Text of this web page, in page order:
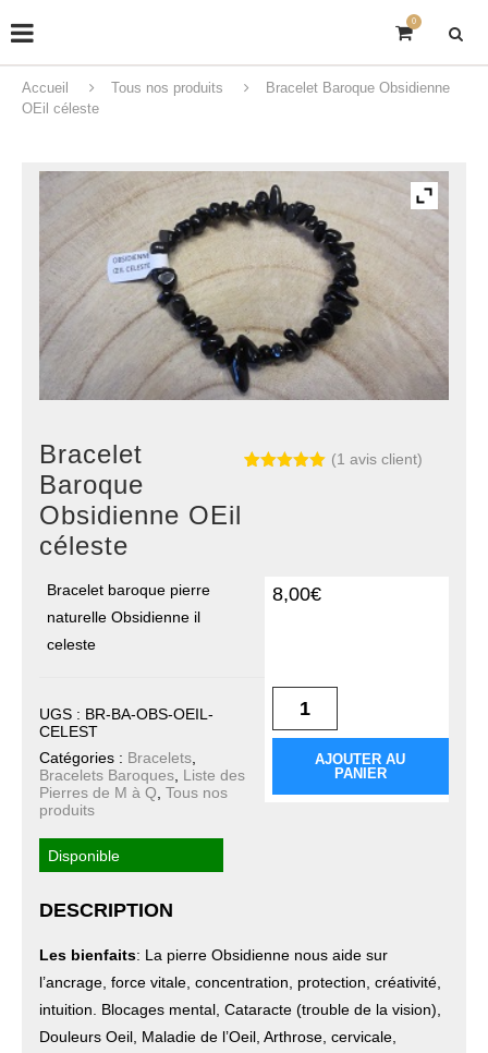
0
Accueil Tous nos produits
Bracelet Baroque Obsidienne
OEil céleste
Bracelet
Baroque
Obsidienne OEil
céleste
(1 avis client)
8,00€
Bracelet baroque pierre
naturelle Obsidienne il
celeste
AJOUTER AU
PANIER
UGS : BR-BA-OBS-OEIL-
CELEST
Catégories : Bracelets,
Bracelets Baroques, Liste des
Pierres de M à Q,Tous nos
produits
Disponible
DESCRIPTION
Les bienfaits: La pierre Obsidienne nous aide sur
l’ancrage, force vitale, concentration, protection, créativité,
intuition. Blocages mental, Cataracte (trouble de la vision),
Douleurs Oeil, Maladie de l’Oeil, Arthrose, cervicale,